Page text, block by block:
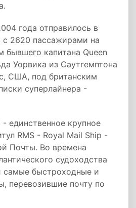
года отправилось в
2620 пассажирами на
бывшего капитана Queen
Уорвика из Саутгемптона
США, под британским
суперлайнера -
- единственное крупное
RMS - Royal Mail Ship -
Почты. Во времена
судоходства
самые быстроходные и
перевозившие почту по